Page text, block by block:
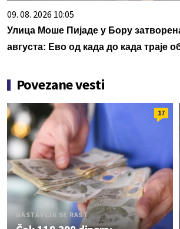
09. 08. 2026 10:05
Улица Моше Пијаде у Бору
августа: Ево од када до када траје
Povezane vesti
17
NASTAVLJA SE RAST